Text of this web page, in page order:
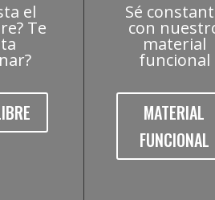
el
Te
Sé
con
material
funcional
MATERIAL
FUNCIONAL